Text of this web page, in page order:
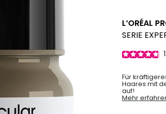
L’ORÉAL
SERIE
Für
Haares mit
auf!
Mehr